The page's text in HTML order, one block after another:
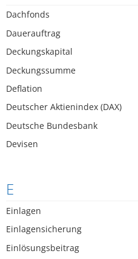
Dachfonds
Dauerauftrag
Deckungskapital
Deckungssumme
Deflation
Deutscher Aktienindex (DAX)
Deutsche Bundesbank
Devisen
E
Einlagen
Einlagensicherung
Einlösungsbeitrag